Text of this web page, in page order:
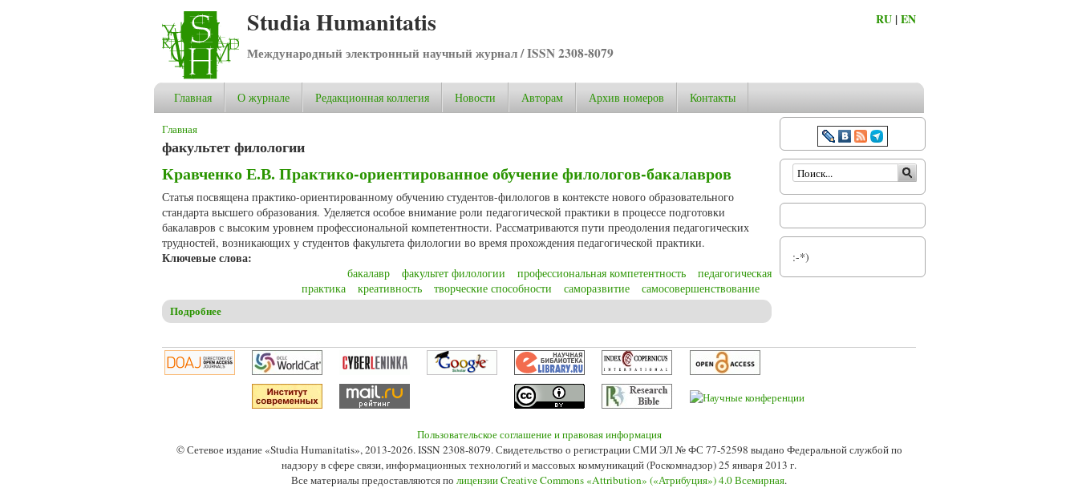
Studia Humanitatis
Международный электронный научный журнал / ISSN 2308-8079
RU |EN
Главная О журнале Редакционная коллегия Новости Авторам Архив номеров Контакты
Вы здесь
Главная
факультет филологии
Кравченко Е.В. Практико-ориентированное обучение филологов-бакалавров
Статья посвящена практико-ориентированному обучению студентов-филологов в контексте нового образовательного
стандарта высшего образования. Уделяется особое внимание роли педагогической практики в процессе подготовки
бакалавров с высоким уровнем профессиональной компетентности. Рассматриваются пути преодоления педагогических
трудностей, возникающих у студентов факультета филологии во время прохождения педагогической практики.
Ключевые слова:
бакалавр факультет филологии профессиональная компетентность
педагогическая
практика
креативность творческие способности саморазвитие самосовершенствование
Подробнее
Форма поиска
:-*)
Пользовательское соглашение и правовая информация
© Сетевое издание «Studia Humanitatis», 2013-2026. ISSN 2308-8079. Свидетельство о регистрации СМИ ЭЛ № ФС 77-52598 выдано Федеральной службой по
надзору в сфере связи, информационных технологий и массовых коммуникаций (Роскомнадзор) 25 января 2013 г.
Все материалы предоставляются по лицензии Creative Commons «Attribution» («Атрибуция») 4.0 Всемирная.